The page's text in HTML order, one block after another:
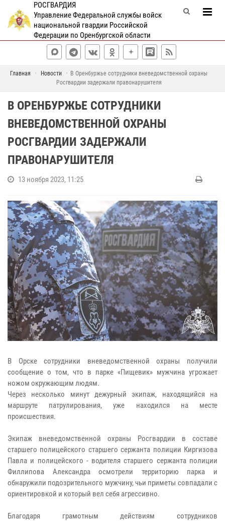
РОСГВАРДИЯ
Управление Федеральной службы войск
национальной гвардии Российской
Федерации по Оренбургской области
Главная Новости
В Оренбуржье сотрудники вневедомственной охраны
Росгвардии задержали правонарушителя
В ОРЕНБУРЖЬЕ СОТРУДНИКИ
ВНЕВЕДОМСТВЕННОЙ ОХРАНЫ
РОСГВАРДИИ ЗАДЕРЖАЛИ
ПРАВОНАРУШИТЕЛЯ
13 ноября 2023, 11:25
В Орске сотрудники вневедомственной охраны получили
сообщение о том, что в парке «Пищевик» мужчина угрожает
ножом окружающим людям.
Через несколько минут дежурный экипаж, находящийся на
маршруте патрулирования, уже находился на месте
происшествия.
Экипаж вневедомственной охраны Росгвардии в составе
старшего полицейского старшего сержанта полиции Киргизова
Павла и полицейского - водителя старшего сержанта полиции
Филлипова Александра осмотрели территорию парка и
обнаружили подозрительного мужчину, чьи приметы совпадали с
ориентировкой и который вел себя агрессивно.
Благодаря грамотным действиям сотрудников